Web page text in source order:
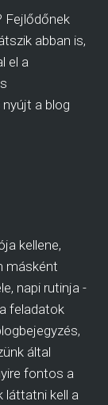
Fejlődőnek
abban is,
el a
a blog
kellene,
másként
napi rutinja -
feladatok
által
fontos a
láttatni kell a